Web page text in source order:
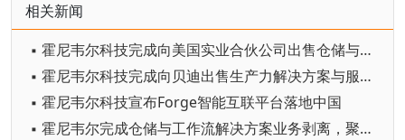
相关新闻
▪ 霍尼韦尔科技完成向美国实业合伙公司出售仓储与工作流解决方案业务
▪ 霍尼韦尔科技完成向贝迪出售生产力解决方案与服务业务
▪ 霍尼韦尔科技宣布Forge智能互联平台落地中国
▪ 霍尼韦尔完成仓储与工作流解决方案业务剥离，聚焦纯自动化战略